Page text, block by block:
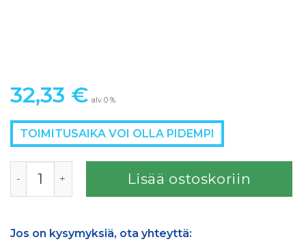
32,33 € alv 0 %
TOIMITUSAIKA VOI OLLA PIDEMPI
Lisää ostoskoriin
Jos on kysymyksiä, ota yhteyttä: